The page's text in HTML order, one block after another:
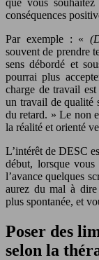
conséquences
Par exemple : «
souvent de prendre
sens débordé et
pourrai plus
charge de travail
un travail de qualité
du retard. » Le non
la réalité et orienté
L’intérêt de DESC
début, lorsque vous
l’avance quelques
aurez du mal à
plus spontanée, et
Poser des
selon la